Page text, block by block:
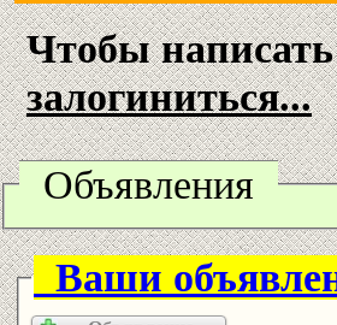
Чтобы
залогиниться...
Объявления
Ваши